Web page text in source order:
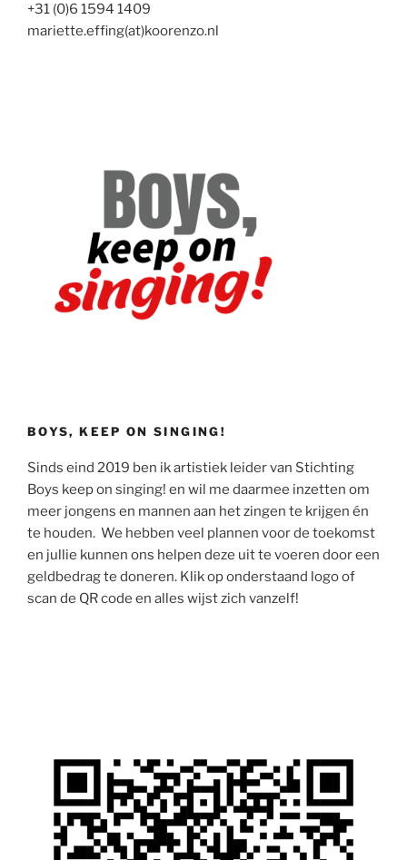
+31 (0)6 1594 1409
mariette.effing(at)koorenzo.nl
BOYS, KEEP ON SINGING!
Sinds eind 2019 ben ik artistiek leider van Stichting
Boys keep on singing! en wil me daarmee inzetten om
meer jongens en mannen aan het zingen te krijgen én
te houden. We hebben veel plannen voor de toekomst
en jullie kunnen ons helpen deze uit te voeren door een
geldbedrag te doneren. Klik op onderstaand logo of
scan de QR code en alles wijst zich vanzelf!